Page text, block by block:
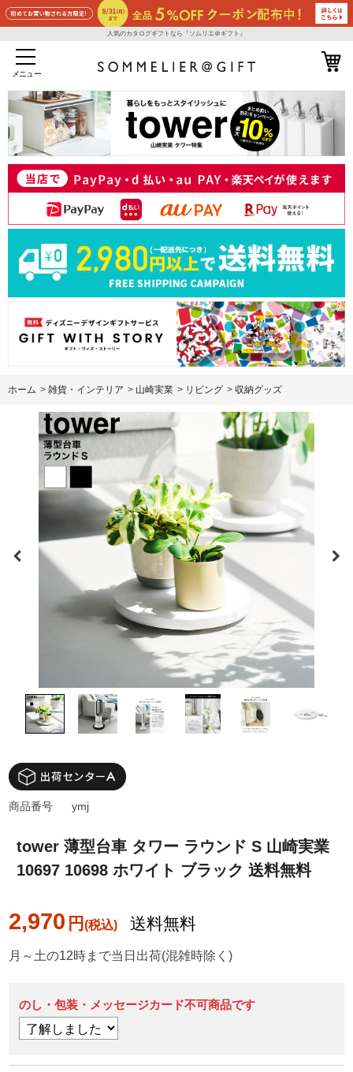
人気のカタログギフトなら『ソムリエ＠ギフト』
メニュー
ホーム > 雑貨・インテリア > 山崎実業 > リビング > 収納グッズ
tower 薄型台車 タワー ラウンド S 山崎実業
10697 10698 ホワイト ブラック 送料無料
2,970 円 送料無料
商品番号 ymj
月～土の12時まで当日出荷(混雑時除く)
のし・包装・メッセージカード不可商品です